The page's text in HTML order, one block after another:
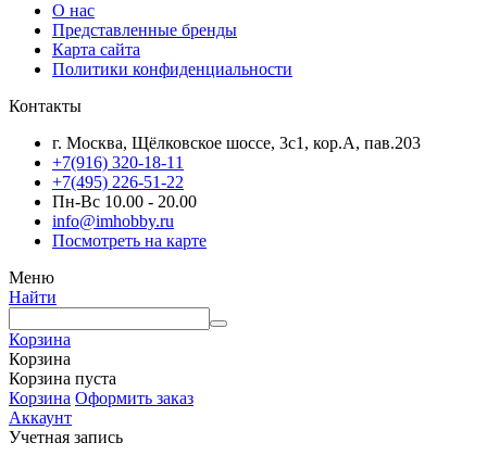
О нас
Представленные бренды
Карта сайта
Политики конфиденциальности
Контакты
г. Москва, Щёлковское шоссе, 3с1, кор.А, пав.203
+7(916) 320-18-11
+7(495) 226-51-22
Пн-Вс 10.00 - 20.00
info@imhobby.ru
Посмотреть на карте
Меню
Найти
Корзина
Корзина
Корзина пуста
Корзина Оформить заказ
Аккаунт
Учетная запись